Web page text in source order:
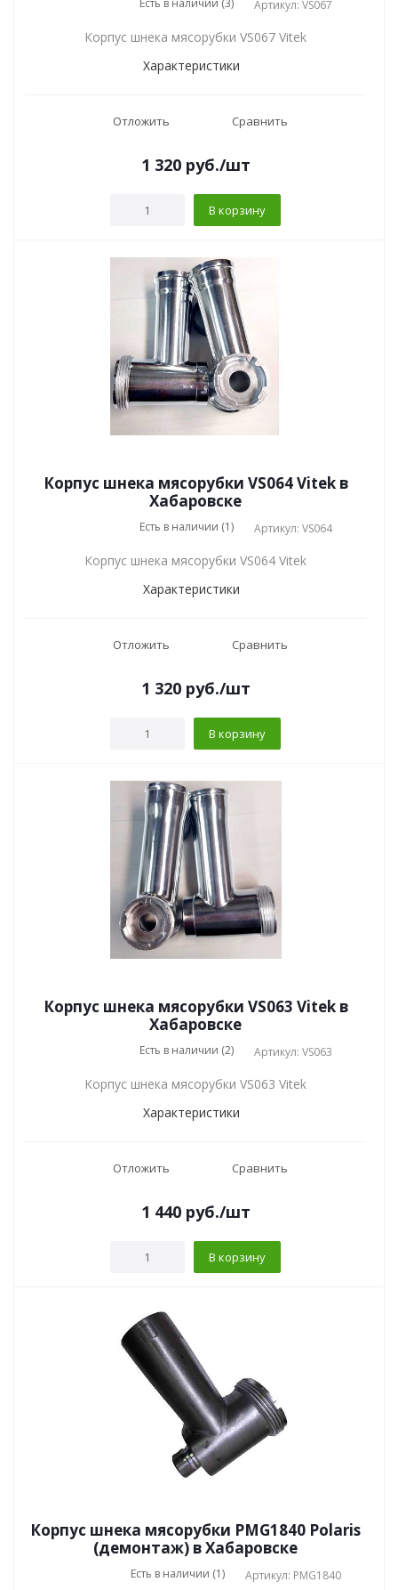
Есть в наличии (3) Артикул: VS067
Корпус шнека мясорубки VS067 Vitek
Характеристики
Отложить Сравнить
1 320 руб./шт
В корзину
Корпус шнека мясорубки VS064 Vitek в
Хабаровске
Есть в наличии (1) Артикул: VS064
Корпус шнека мясорубки VS064 Vitek
Характеристики
Отложить Сравнить
1 320 руб./шт
В корзину
Корпус шнека мясорубки VS063 Vitek в
Хабаровске
Есть в наличии (2) Артикул: VS063
Корпус шнека мясорубки VS063 Vitek
Характеристики
Отложить Сравнить
1 440 руб./шт
В корзину
Корпус шнека мясорубки PMG1840 Polaris
(демонтаж) в Хабаровске
Есть в наличии (1) Артикул: PMG1840